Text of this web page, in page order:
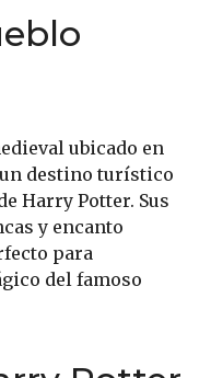
ubicado en
destino turístico
Harry Potter. Sus
y encanto
para
del famoso